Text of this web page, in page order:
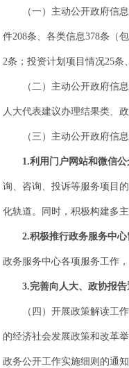
（一）主动公开政府信
件208条、各类信息378条（
2条；投资计划项目情况25条
（二）主动公开政府信
人大代表建议办理结果类、
（三）主动公开政府信
1.利用门户网站和微信
询、咨询、投诉等服务项目
化轨道。同时，积极构建多
2.积极推行政务服务中
政务服务中心各项服务工作
3.完善向人大、政协报
（四）开展政策解读工
的经济社会发展政策和改革
政务公开工作实施细则的通